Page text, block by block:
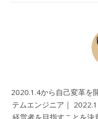
2020.1.4から自己変革を
テムエンジニア｜
経営者を目指すことを決